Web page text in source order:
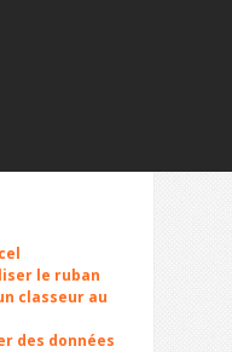
le ruban
classeur au
des données